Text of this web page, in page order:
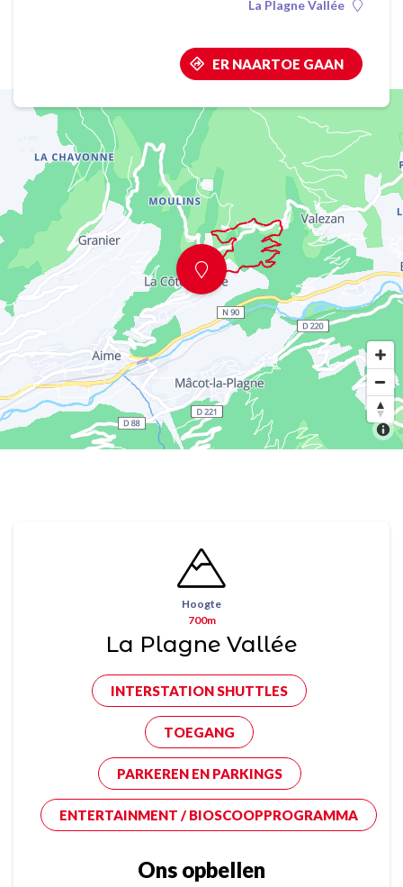
La Plagne Vallée
ER NAARTOE GAAN
Hoogte
700m
La Plagne Vallée
INTERSTATION SHUTTLES
TOEGANG
PARKEREN EN PARKINGS
ENTERTAINMENT / BIOSCOOPPROGRAMMA
Ons opbellen